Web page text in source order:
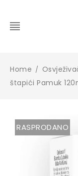
Home /
štapići Pamuk
RASPRODANO